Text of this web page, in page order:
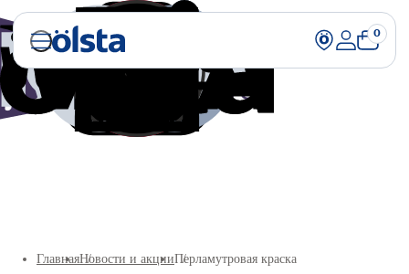
0
ГлавнаяНовости и акцииПерламутровая краска